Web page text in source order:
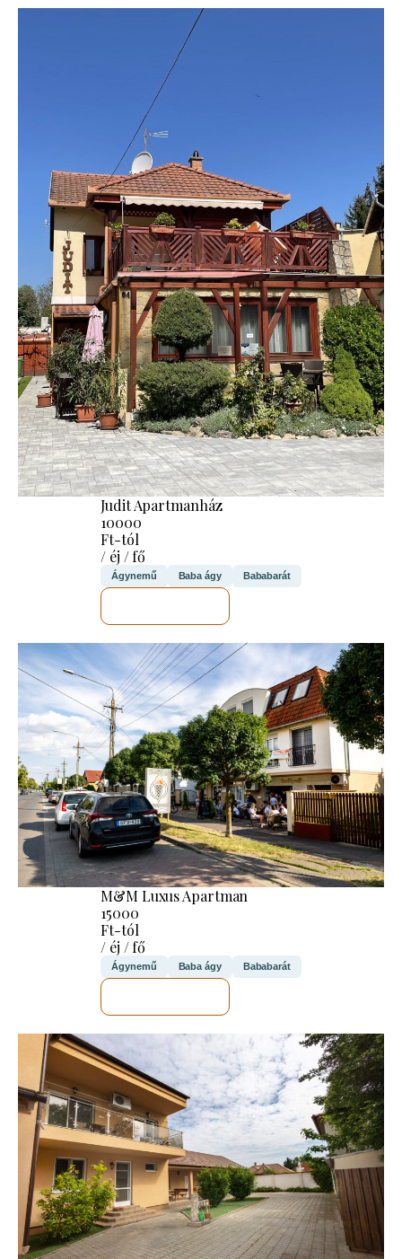
Judit Apartmanház
10000
Ft-tól
/ éj / fő
Ágynemű Baba ágy Bababarát
M&M Luxus Apartman
15000
Ft-tól
/ éj / fő
Ágynemű Baba ágy Bababarát